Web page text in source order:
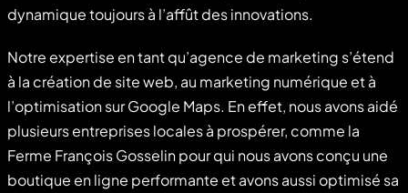
dynamique toujours à l’affût des innovations.
Notre expertise en tant qu’agence de marketing s’étend
à la création de site web, au marketing numérique et à
l’optimisation sur Google Maps. En effet, nous avons aidé
plusieurs entreprises locales à prospérer, comme la
Ferme François Gosselin pour qui nous avons conçu une
boutique en ligne performante et avons aussi optimisé sa